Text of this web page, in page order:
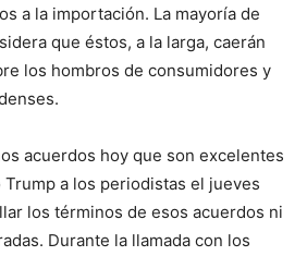
a la importación. La mayoría de
que éstos, a la larga, caerán
los hombros de consumidores y
acuerdos hoy que son excelentes
Trump a los periodistas el jueves
los términos de esos acuerdos ni
Durante la llamada con los